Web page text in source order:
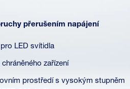
přerušením napájení
LED svítidla
zařízení
prostředí s vysokým stupněm